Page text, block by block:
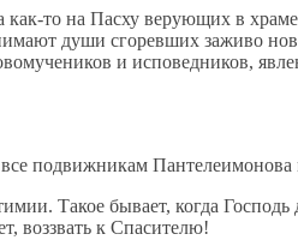
то на Пасху верующих в
души сгоревших заживо
и исповедников,
подвижникам
Такое бывает, когда
воззвать к Спасителю!